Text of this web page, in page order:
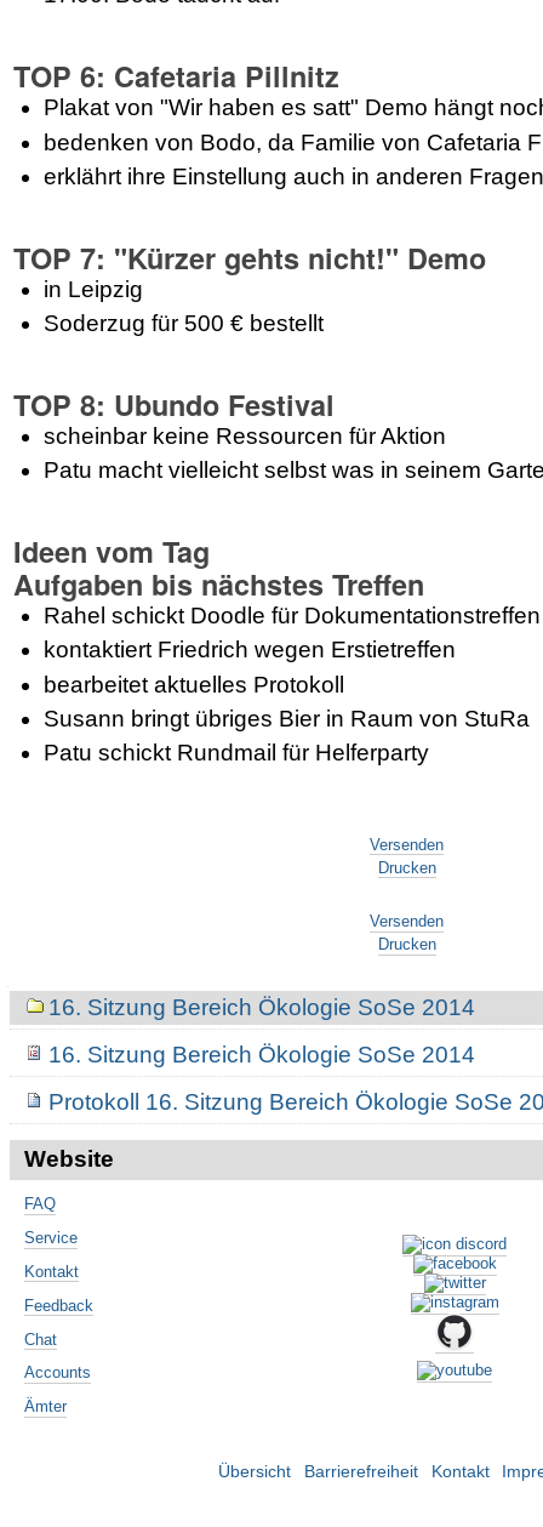
TOP 6: Cafetaria Pillnitz
Plakat von "Wir haben es satt" Demo hängt
bedenken von Bodo, da Familie von Cafetaria
erklährt ihre Einstellung auch in anderen
TOP 7: "Kürzer gehts nicht!" Demo
in Leipzig
Soderzug für 500 € bestellt
TOP 8: Ubundo Festival
scheinbar keine Ressourcen für Aktion
Patu macht vielleicht selbst was in seinem
Ideen vom Tag
Aufgaben bis nächstes Treffen
Rahel schickt Doodle für Dokumentationstreffen
kontaktiert Friedrich wegen Erstietreffen
bearbeitet aktuelles Protokoll
Susann bringt übriges Bier in Raum von StuRa
Patu schickt Rundmail für Helferparty
Versenden
Drucken
Versenden
Drucken
Navigation16. Sitzung Bereich Ökologie SoSe 2014
16. Sitzung Bereich Ökologie SoSe 2014
Protokoll 16. Sitzung Bereich Ökologie SoSe
Website
FAQ
Service
Kontakt
Feedback
Chat
Accounts
Ämter
Übersicht Barrierefreiheit Kontakt